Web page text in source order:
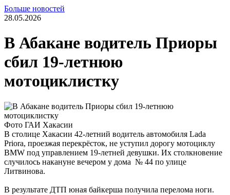
Больше новостей
28.05.2026
В Абакане водитель Приоры
сбил 19-летнюю
мотоциклистку
Фото ГАИ Хакасии
В столице Хакасии 42-летний водитель автомобиля Lada
Priora, проезжая перекрёсток, не уступил дорогу мотоциклу
BMW под управлением 19-летней девушки. Их столкновение
случилось накануне вечером у дома № 44 по улице
Литвинова.
В результате ДТП юная байкерша получила перелома ноги.